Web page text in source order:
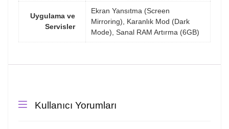
Uygulama ve
Servisler
Ekran Yansıtma (Screen
Mirroring), Karanlık Mod (Dark
Mode), Sanal RAM Artırma (6GB)
Kullanıcı Yorumları